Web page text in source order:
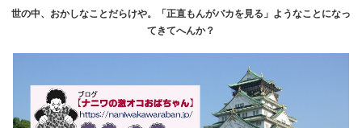
世の中、おかしなことだらけや。「正直もんがバカを見る」ようなことになっ
てきてへんか？